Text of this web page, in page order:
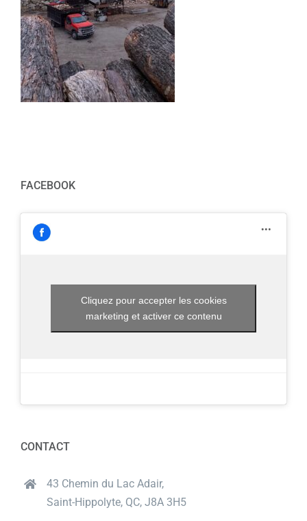
FACEBOOK
Cliquez pour accepter les cookies
marketing et activer ce contenu
CONTACT
43 Chemin du Lac Adair,
Saint-Hippolyte, QC, J8A 3H5